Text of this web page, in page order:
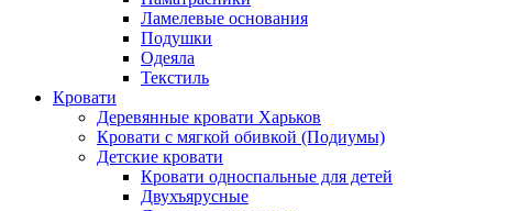
Ламелевые основания
Подушки
Одеяла
Текстиль
Кровати
Деревянные кровати Харьков
Кровати с мягкой обивкой (Подиумы)
Детские кровати
Кровати односпальные для детей
Двухъярусные